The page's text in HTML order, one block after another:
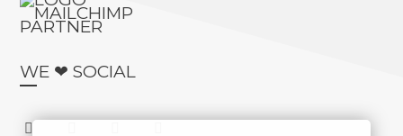
WE ❤ SOCIAL